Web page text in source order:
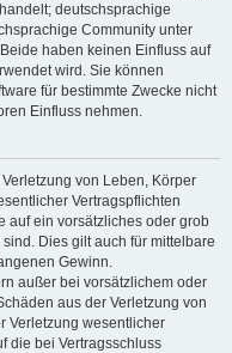
deutschsprachige
Community unter
haben keinen Einfluss auf
wird. Sie können
für bestimmte Zwecke nicht
Einfluss nehmen.
von Leben, Körper
Vertragspflichten
auf ein vorsätzliches oder grob
Dies gilt auch für mittelbare
Gewinn.
außer bei vorsätzlichem oder
aus der Verletzung von
Verletzung wesentlicher
die bei Vertragsschluss